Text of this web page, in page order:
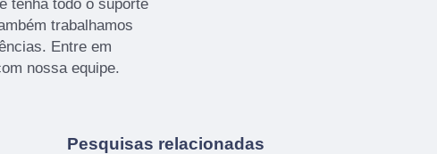
tenha todo o suporte
trabalhamos
Entre em
nossa equipe.
Pesquisas relacionadas